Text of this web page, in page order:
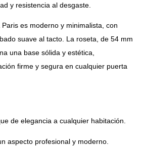
y resistencia al desgaste.
es moderno y minimalista, con
suave al tacto. La roseta, de 54 mm
una base sólida y estética,
firme y segura en cualquier puerta
de elegancia a cualquier habitación.
aspecto profesional y moderno.